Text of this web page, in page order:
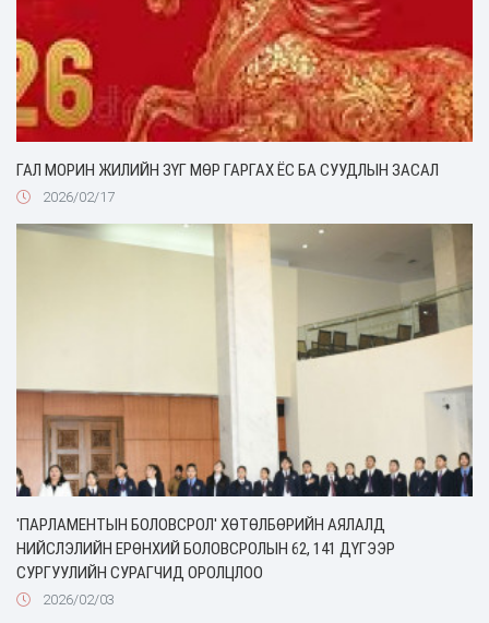
ГАЛ МОРИН ЖИЛИЙН ЗҮГ МӨР ГАРГАХ ЁС БА СУУДЛЫН ЗАСАЛ
2026/02/17
'ПАРЛАМЕНТЫН БОЛОВСРОЛ' ХӨТӨЛБӨРИЙН АЯЛАЛД
НИЙСЛЭЛИЙН ЕРӨНХИЙ БОЛОВСРОЛЫН 62, 141 ДҮГЭЭР
СУРГУУЛИЙН СУРАГЧИД ОРОЛЦЛОО
2026/02/03